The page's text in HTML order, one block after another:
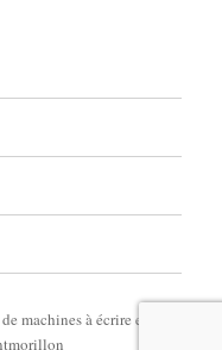
machines à écrire et à